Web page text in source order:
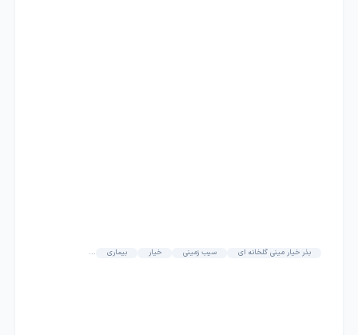
بذر خیار مینی گلخانه ای سیب زمینی خیار بیماری ...